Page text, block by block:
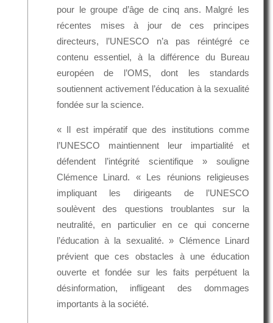
pour le groupe d’âge de cinq ans. Malgré les
récentes mises à jour de ces principes
directeurs, l’UNESCO n’a pas réintégré ce
contenu essentiel, à la différence du Bureau
européen de l’OMS, dont les standards
soutiennent activement l’éducation à la sexualité
fondée sur la science.
« Il est impératif que des institutions comme
l’UNESCO maintiennent leur impartialité et
défendent l’intégrité scientifique » souligne
Clémence Linard. « Les réunions religieuses
impliquant les dirigeants de l’UNESCO
soulèvent des questions troublantes sur la
neutralité, en particulier en ce qui concerne
l’éducation à la sexualité. » Clémence Linard
prévient que ces obstacles à une éducation
ouverte et fondée sur les faits perpétuent la
désinformation, infligeant des dommages
importants à la société.